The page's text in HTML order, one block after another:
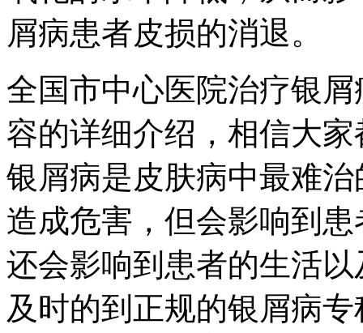
屑病患者皮损的消退。
全国市中心医院治疗银
容的详细介绍，相信大
银屑病是皮肤病中最难
造成危害，但会影响到
还会影响到患者的生活
及时的到正规的银屑病